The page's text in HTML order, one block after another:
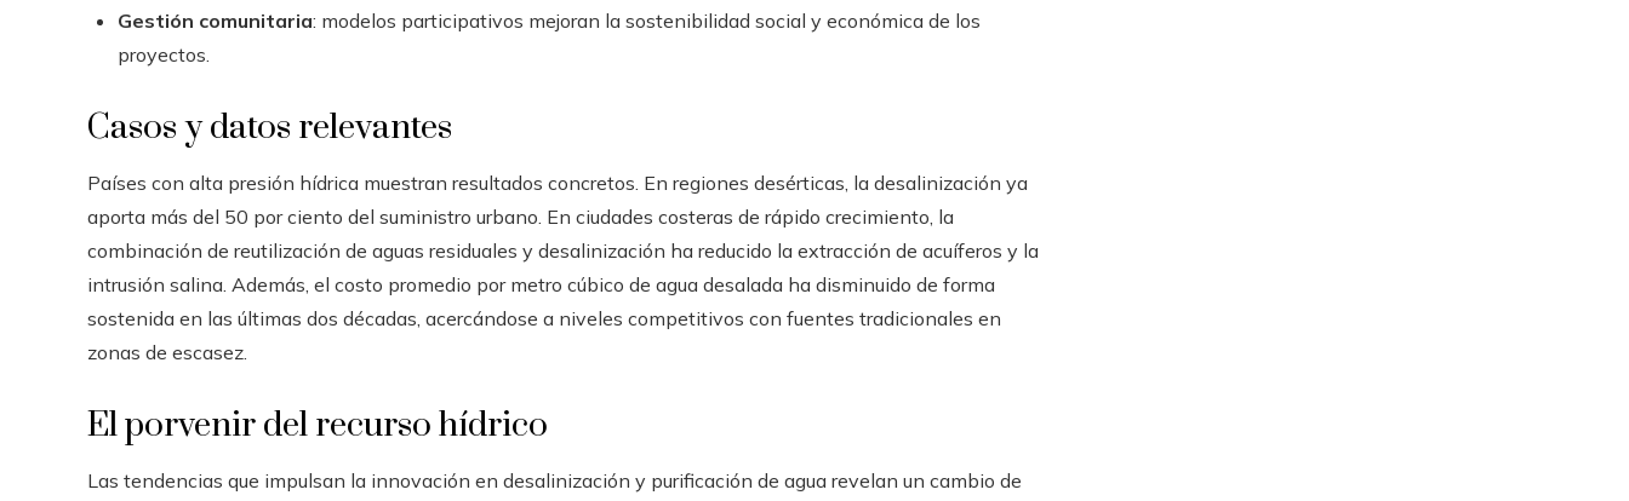
Gestión comunitaria: modelos participativos mejoran la sostenibilidad social y económica de los
proyectos.
Casos y datos relevantes
Países con alta presión hídrica muestran resultados concretos. En regiones desérticas, la desalinización ya
aporta más del 50 por ciento del suministro urbano. En ciudades costeras de rápido crecimiento, la
combinación de reutilización de aguas residuales y desalinización ha reducido la extracción de acuíferos y la
intrusión salina. Además, el costo promedio por metro cúbico de agua desalada ha disminuido de forma
sostenida en las últimas dos décadas, acercándose a niveles competitivos con fuentes tradicionales en
zonas de escasez.
El porvenir del recurso hídrico
Las tendencias que impulsan la innovación en desalinización y purificación de agua revelan un cambio de